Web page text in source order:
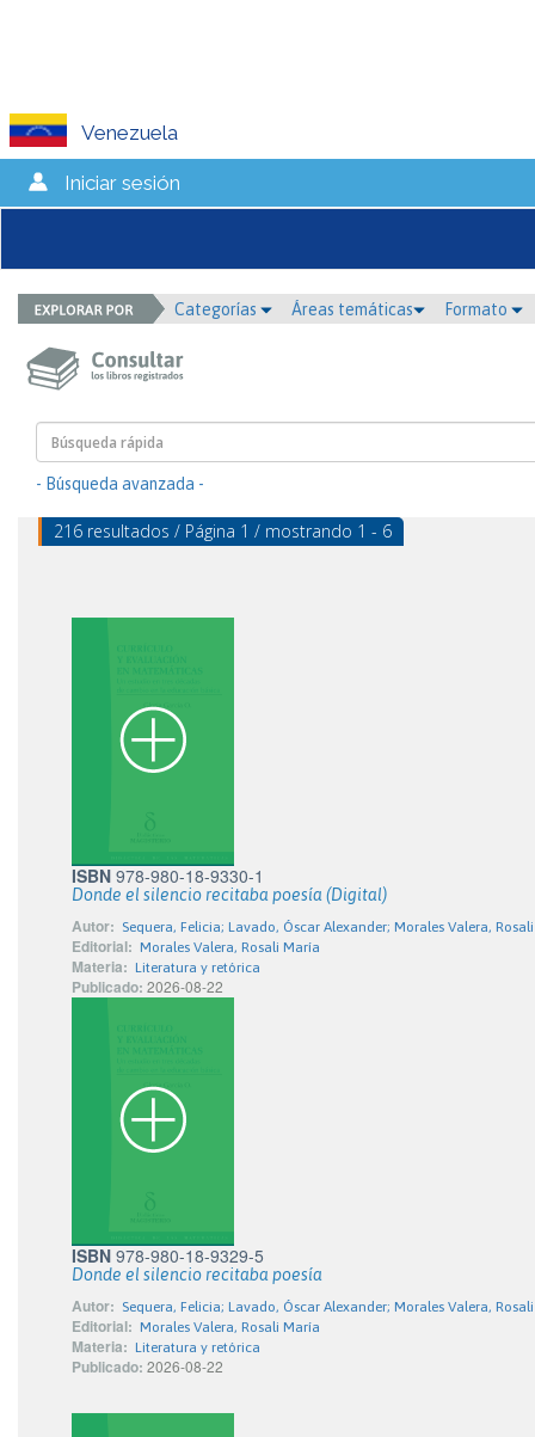
Venezuela
Iniciar sesión
Categorías Áreas temáticas Formato
- Búsqueda avanzada -
216 resultados / Página 1 / mostrando 1 - 6
ISBN 978-980-18-9330-1
Donde el silencio recitaba poesía (Digital)
Autor: Sequera, Felicia; Lavado, Óscar Alexander; Morales Valera,
Editorial: Morales Valera, Rosali María
Materia: Literatura y retórica
Publicado: 2026-08-22
ISBN 978-980-18-9329-5
Donde el silencio recitaba poesía
Autor: Sequera, Felicia; Lavado, Óscar Alexander; Morales Valera,
Editorial: Morales Valera, Rosali María
Materia: Literatura y retórica
Publicado: 2026-08-22